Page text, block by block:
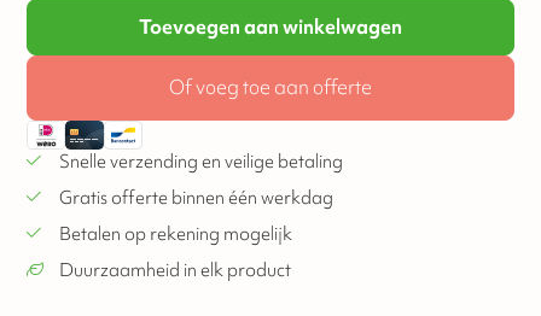
Toevoegen aan winkelwagen
Of voeg toe aan offerte
Snelle verzending en veilige betaling
Gratis offerte binnen één werkdag
Betalen op rekening mogelijk
Duurzaamheid in elk product